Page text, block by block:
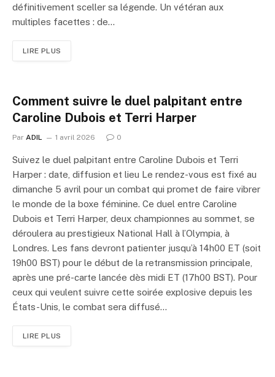
définitivement sceller sa légende. Un vétéran aux
multiples facettes : de…
LIRE PLUS
Comment suivre le duel palpitant entre
Caroline Dubois et Terri Harper
Par ADIL 1 avril 2026 0
Suivez le duel palpitant entre Caroline Dubois et Terri
Harper : date, diffusion et lieu Le rendez-vous est fixé au
dimanche 5 avril pour un combat qui promet de faire vibrer
le monde de la boxe féminine. Ce duel entre Caroline
Dubois et Terri Harper, deux championnes au sommet, se
déroulera au prestigieux National Hall à l’Olympia, à
Londres. Les fans devront patienter jusqu’à 14h00 ET (soit
19h00 BST) pour le début de la retransmission principale,
après une pré-carte lancée dès midi ET (17h00 BST). Pour
ceux qui veulent suivre cette soirée explosive depuis les
États-Unis, le combat sera diffusé…
LIRE PLUS